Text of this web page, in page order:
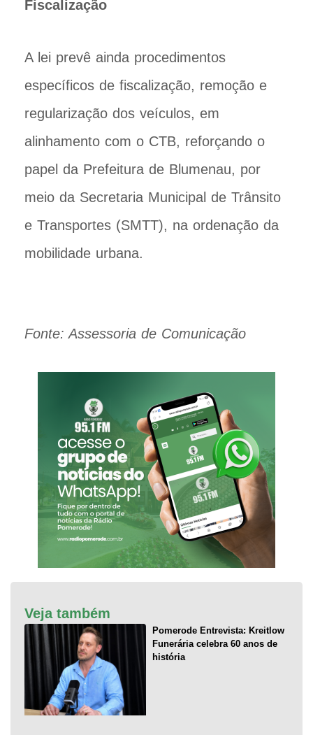
Fiscalização
A lei prevê ainda procedimentos
específicos de fiscalização, remoção e
regularização dos veículos, em
alinhamento com o CTB, reforçando o
papel da Prefeitura de Blumenau, por
meio da Secretaria Municipal de Trânsito
e Transportes (SMTT), na ordenação da
mobilidade urbana.
Fonte: Assessoria de Comunicação
Veja também
Pomerode Entrevista: Kreitlow
Funerária celebra 60 anos de
história